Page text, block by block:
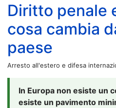
Diritto penale
cosa cambia
paese
Arresto all'estero e difesa
In Europa non esiste un
esiste un pavimento